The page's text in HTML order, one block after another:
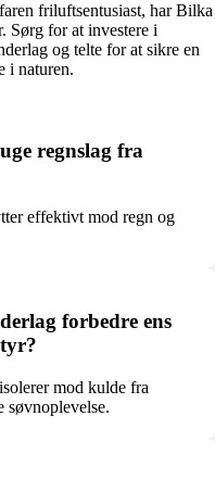
friluftsentusiast, har Bilka
Sørg for at investere i
og telte for at sikre en
i naturen.
regnslag fra
effektivt mod regn og
forbedre ens
mod kulde fra
søvnoplevelse.